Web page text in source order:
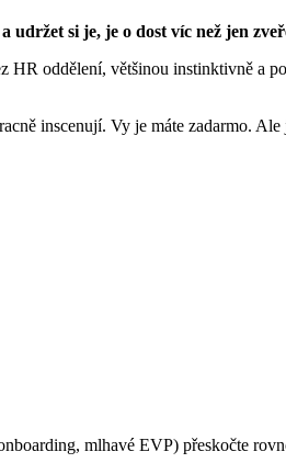
udržet si je, je o dost víc než jen
oddělení, většinou instinktivně a
inscenují. Vy je máte zadarmo.
mlhavé EVP) přeskočte